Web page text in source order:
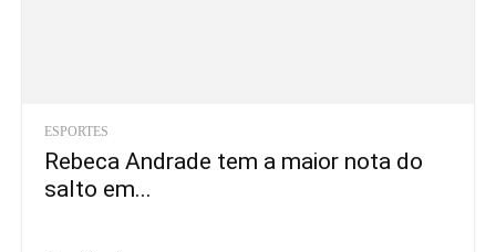
ESPORTES
Rebeca Andrade tem a maior nota do
salto em...